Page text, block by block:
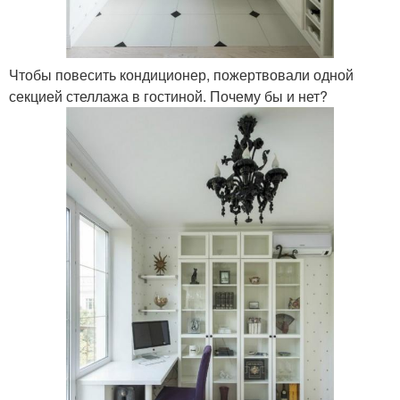
Чтобы повесить кондиционер, пожертвовали одной
секцией стеллажа в гостиной. Почему бы и нет?